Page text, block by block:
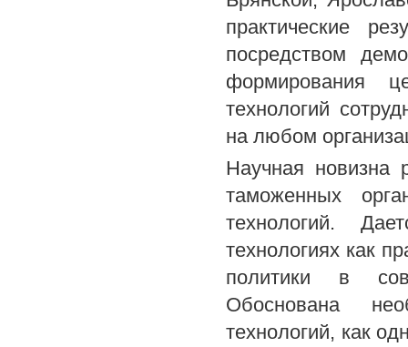
практические
посредством
формирования
технологий
на любом
Научная новизна
таможенных
технологий.
технологиях как
политики в
Обоснована
технологий, как